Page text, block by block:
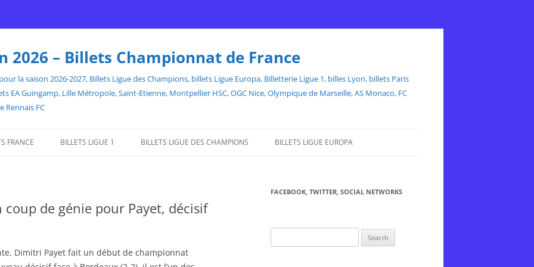
2026 – Billets Championnat de France
la saison 2026-2027, Billets Ligue des Champions, billets Ligue Europa, Billetterie Ligue 1, billes Lyon, billets Paris
EA Guingamp, Lille Métropole, Saint-Etienne, Montpellier HSC, OGC Nice, Olympique de Marseille, AS Monaco, FC
Rennais FC
FRANCE BILLETS LIGUE 1 BILLETS LIGUE DES CHAMPIONS BILLETS LIGUE EUROPA
de génie pour Payet, décisif
Dimitri Payet fait un début de championnat
FACEBOOK, TWITTER, SOCIAL NETWORKS
for: